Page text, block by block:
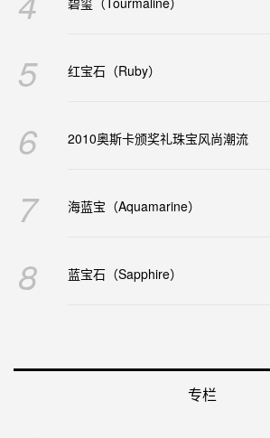
5 红宝石（Ruby）
6 2010奥斯卡颁奖礼珠宝风尚潮流
7 海蓝宝（Aquamarine）
8 蓝宝石（Sapphire）
专栏